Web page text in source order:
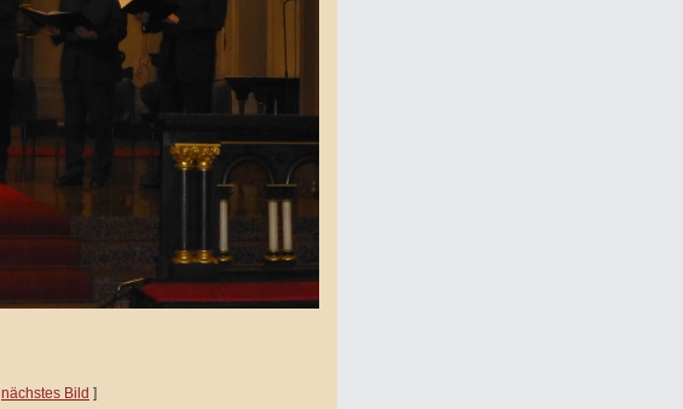
nächstes Bild ]